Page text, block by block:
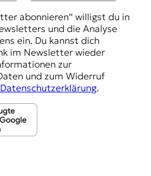
abonnieren“ willigst du in
und die Analyse
ein. Du kannst dich
im Newsletter wieder
zur
und zum Widerruf
Datenschutzerklärung.